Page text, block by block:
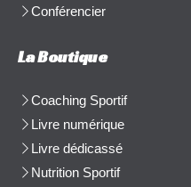
Conférencier
La Boutique
Coaching Sportif
Livre numérique
Livre dédicassé
Nutrition Sportif